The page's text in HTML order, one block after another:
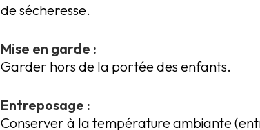
de sécheresse.
Mise en garde :
Garder hors de la portée des enfants.
Entreposage :
Conserver à la température ambiante